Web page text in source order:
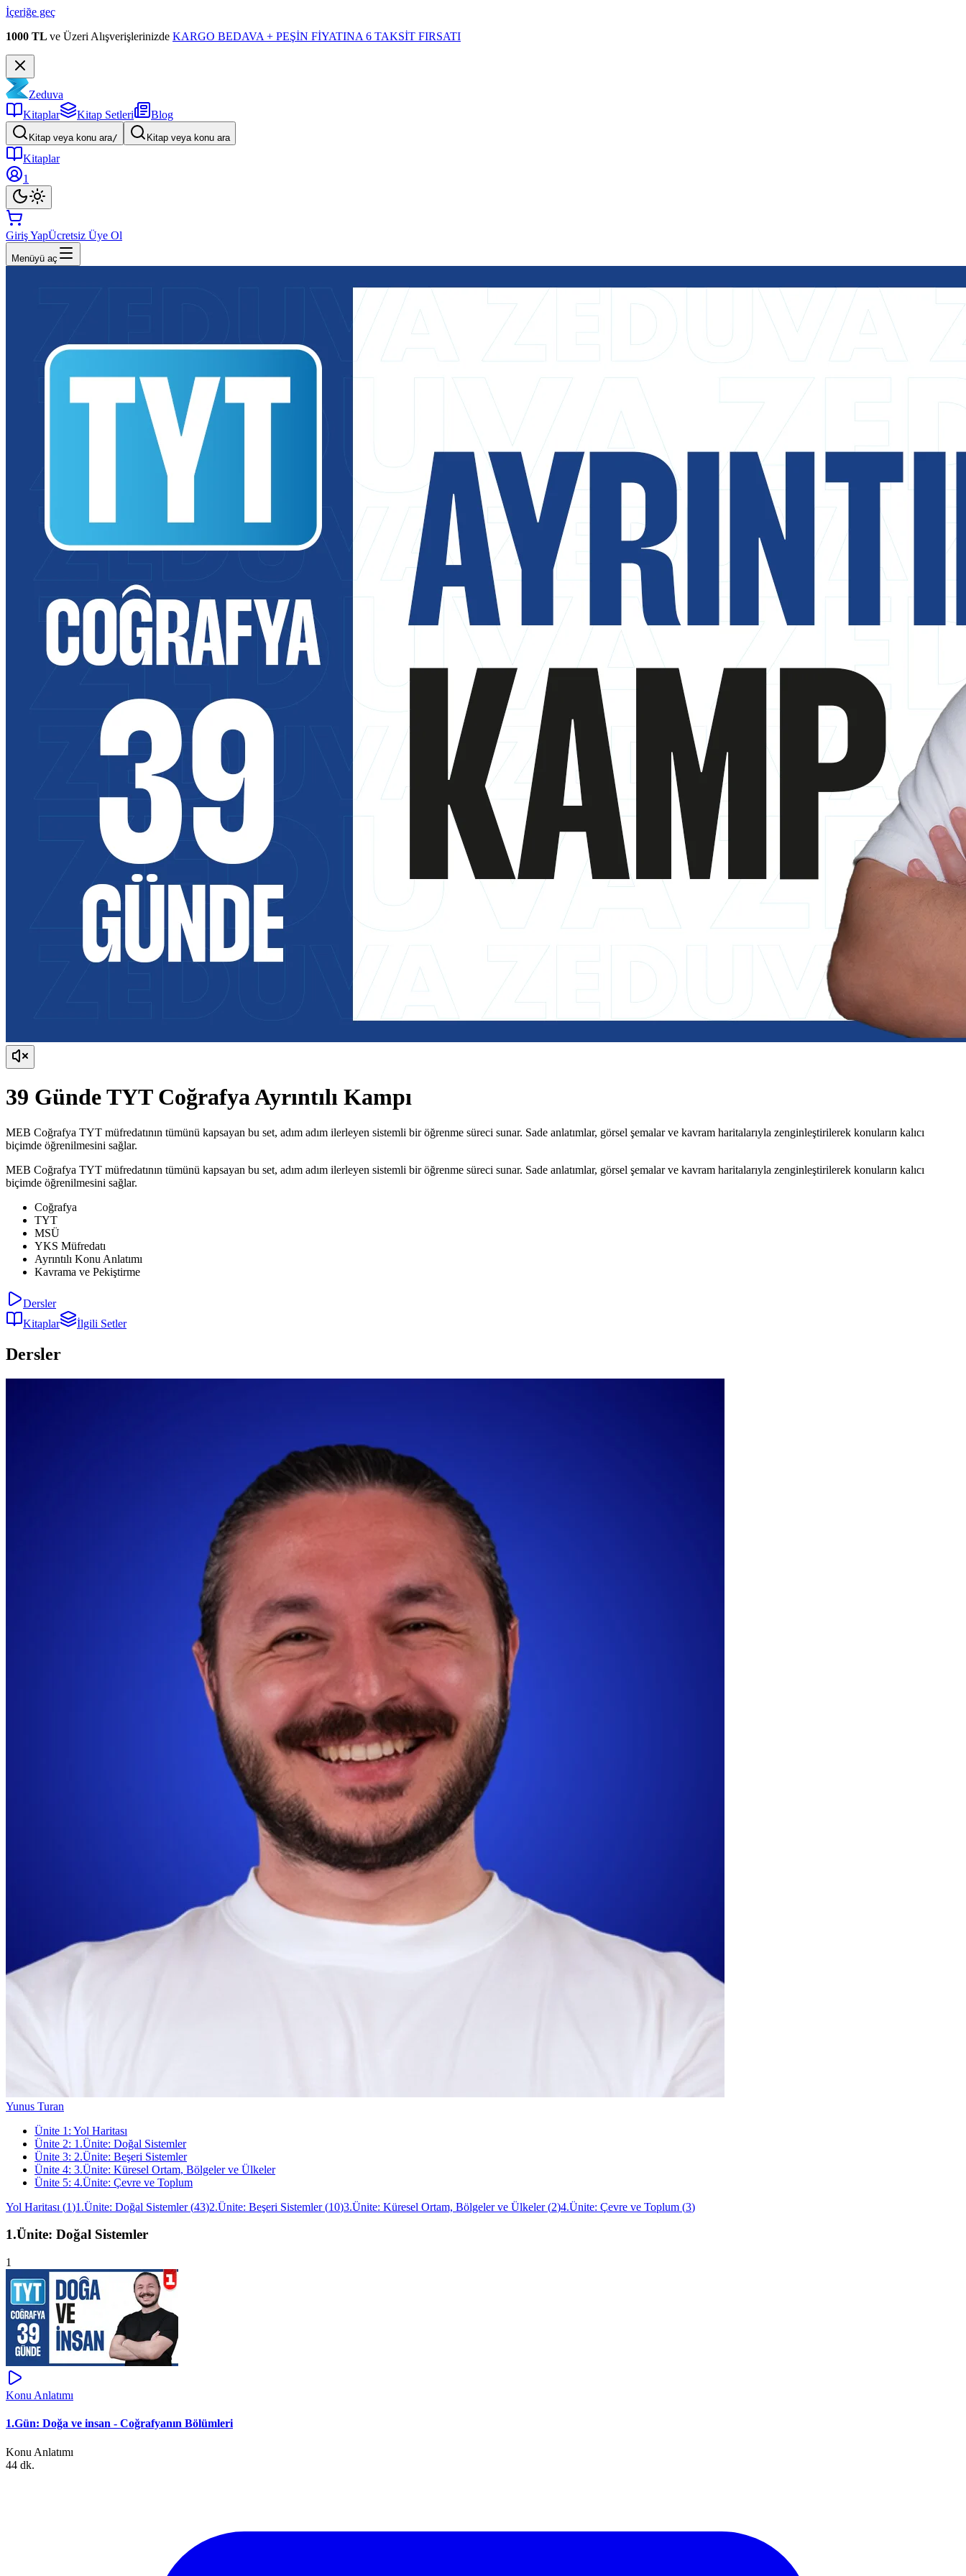
İçeriğe geç
1000 TL ve Üzeri Alışverişlerinizde KARGO BEDAVA + PEŞİN FİYATINA 6 TAKSİT FIRSATI
Zeduva
Kitaplar
Kitap Setleri Blog
Kitap veya konu ara/ Kitap veya konu ara
Kitaplar
1
Giriş YapÜcretsiz Üye Ol
Menüyü aç
39 Günde TYT Coğrafya Ayrıntılı Kampı
MEB Coğrafya TYT müfredatının tümünü kapsayan bu set, adım adım ilerleyen sistemli bir öğrenme süreci sunar. Sade anlatımlar, görsel şemalar ve kavram haritalarıyla zenginleştirilerek konuların kalıcı
biçimde öğrenilmesini sağlar.
MEB Coğrafya TYT müfredatının tümünü kapsayan bu set, adım adım ilerleyen sistemli bir öğrenme süreci sunar. Sade anlatımlar, görsel şemalar ve kavram haritalarıyla zenginleştirilerek konuların kalıcı
biçimde öğrenilmesini sağlar.
Coğrafya
TYT
MSÜ
YKS Müfredatı
Ayrıntılı Konu Anlatımı
Kavrama ve Pekiştirme
Dersler
Kitaplar
İlgili Setler
Dersler
Yunus Turan
Ünite 1 : Yol Haritası
Ünite 2: 1.Ünite: Doğal Sistemler
Ünite 3: 2.Ünite: Beşeri Sistemler
Ünite 4: 3.Ünite: Küresel Ortam, Bölgeler ve Ülkeler
Ünite 5: 4.Ünite: Çevre ve Toplum
Yol Haritası (1)1.Ünite: Doğal Sistemler(43)2.Ünite: Beşeri Sistemler(10)3.Ünite: Küresel Ortam, Bölgeler ve Ülkeler(2)4.Ünite: Çevre ve Toplum (3)
1.Ünite: Doğal Sistemler
1
Konu Anlatımı
1.Gün: Doğa ve insan - Coğrafyanın Bölümleri
Konu Anlatımı
44 dk.